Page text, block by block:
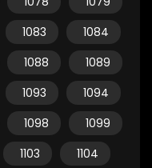
1083
1084
1088
1089
1093
1094
1098
1099
1103
1104